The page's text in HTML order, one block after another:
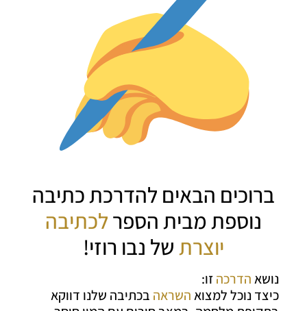
ברוכים הבאים להדרכת כתיבה
נוספת מבית הספרלכתיבה
יוצרתשל נבו רוזי!
נושאהדרכהזו:
כיצד נוכל למצואהשראה בכתיבה שלנו דווקא